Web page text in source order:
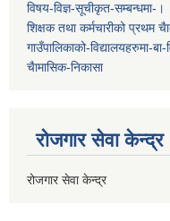
विषय-विज्ञ-सूचीकृत-सम्बन्धमा-।
शिक्षक तथा कर्मचारीको प्रथम
गाउँपालिकाको-विद्यालयहरुमा-
चैामासिक-निकासा
रोजगार सेवा केन्द्र
रोजगार सेवा केन्द्र